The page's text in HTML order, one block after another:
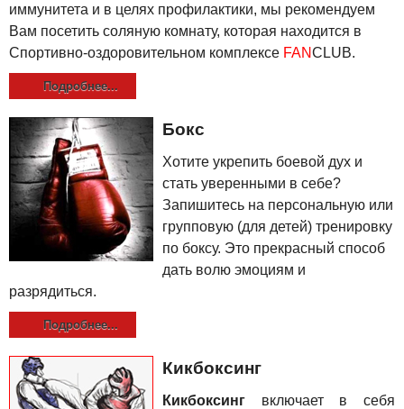
иммунитета и в целях профилактики, мы рекомендуем
Вам посетить соляную комнату, которая находится в
Спортивно-оздоровительном комплексе FANCLUB.
Подробнее...
Бокс
Хотите укрепить боевой дух и
стать уверенными в себе?
Запишитесь на персональную или
групповую (для детей) тренировку
по боксу. Это прекрасный способ
дать волю эмоциям и
разрядиться.
Подробнее...
Кикбоксинг
Кикбоксинг включает в себя